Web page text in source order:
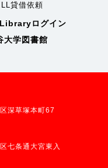
ILL貸借依頼
ログイン
大学図書館
深草塚本町67
七条通大宮東入